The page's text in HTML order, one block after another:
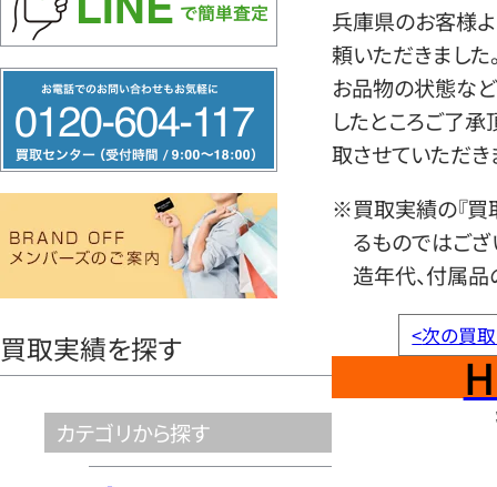
リ
ー
ヤ
買取実績を探す
カテゴリから探す
兵庫県のお客様
頼いただきました
お品物の状態など
したところご了
取させていただき
※買取実績の『買
るものではござ
造年代、付属品
<次の買